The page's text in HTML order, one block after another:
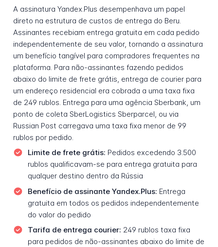
A assinatura Yandex.Plus desempenhava um papel
direto na estrutura de custos de entrega do Beru.
Assinantes recebiam entrega gratuita em cada pedido
independentemente de seu valor, tornando a assinatura
um benefício tangível para compradores frequentes na
plataforma. Para não-assinantes fazendo pedidos
abaixo do limite de frete grátis, entrega de courier para
um endereço residencial era cobrada a uma taxa fixa
de 249 rublos. Entrega para uma agência Sberbank, um
ponto de coleta SberLogistics Sberparcel, ou via
Russian Post carregava uma taxa fixa menor de 99
rublos por pedido.
Limite de frete grátis: Pedidos excedendo 3.500
rublos qualificavam-se para entrega gratuita para
qualquer destino dentro da Rússia
Benefício de assinante Yandex.Plus: Entrega
gratuita em todos os pedidos independentemente
do valor do pedido
Tarifa de entrega courier: 249 rublos taxa fixa
para pedidos de não-assinantes abaixo do limite de